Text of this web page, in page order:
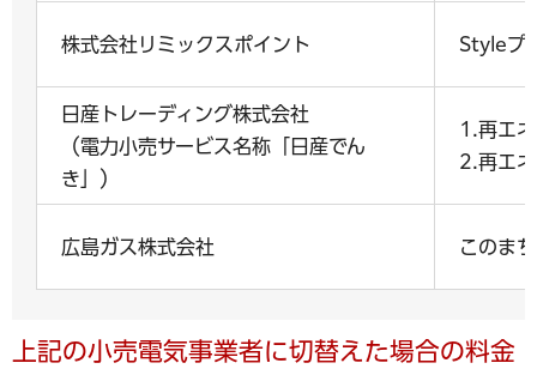
株式会社リミックスポイント Styleプ
日産トレーディング株式会社
（電力小売サービス名称「日産でん
き」）
1.再エ
2.再エ
広島ガス株式会社 このま
上記の小売電気事業者に切替えた場合の料金